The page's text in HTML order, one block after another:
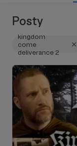
Posty
kingdom
come
deliverance 2